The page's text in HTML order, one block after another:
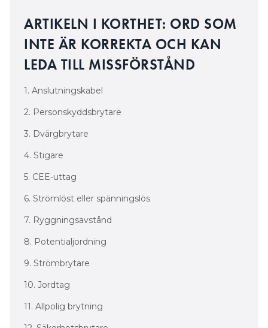
ARTIKELN I KORTHET: ORD SOM
INTE ÄR KORREKTA OCH KAN
LEDA TILL MISSFÖRSTÅND
1. Anslutningskabel
2. Personskyddsbrytare
3. Dvärgbrytare
4. Stigare
5. CEE-uttag
6. Strömlöst eller spänningslös
7. Ryggningsavstånd
8. Potentialjordning
9. Strömbrytare
10. Jordtag
11. Allpolig brytning